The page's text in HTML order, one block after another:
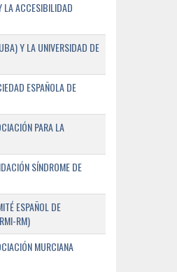
LA ACCESIBILIDAD
Y LA UNIVERSIDAD DE
ESPAÑOLA DE
PARA LA
SÍNDROME DE
ESPAÑOL DE
RM)
MURCIANA